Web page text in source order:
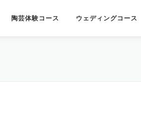
陶芸体験コース ウェディングコース